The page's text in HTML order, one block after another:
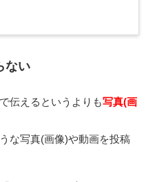
ない
伝えるというよりも写真(画
な写真(画像)や動画を投稿